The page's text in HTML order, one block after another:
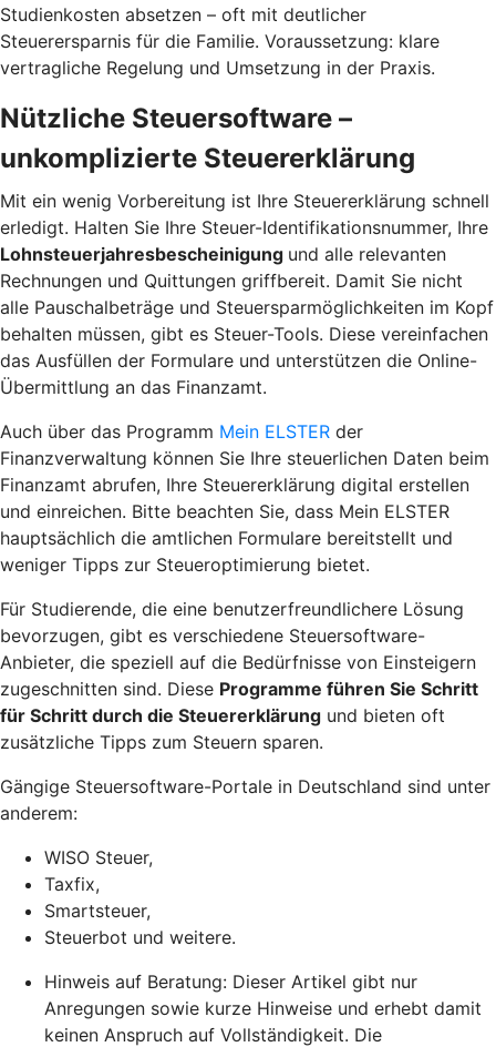
Studienkosten absetzen – oft mit deutlicher
Steuerersparnis für die Familie. Voraussetzung: klare
vertragliche Regelung und Umsetzung in der Praxis.
Nützliche Steuersoftware –
unkomplizierte Steuererklärung
Mit ein wenig Vorbereitung ist Ihre Steuererklärung schnell
erledigt. Halten Sie Ihre Steuer-Identifikationsnummer, Ihre
Lohnsteuerjahresbescheinigung und alle relevanten
Rechnungen und Quittungen griffbereit. Damit Sie nicht
alle Pauschalbeträge und Steuersparmöglichkeiten im Kopf
behalten müssen, gibt es Steuer-Tools. Diese vereinfachen
das Ausfüllen der Formulare und unterstützen die Online-
Übermittlung an das Finanzamt.
Auch über das Programm Mein ELSTER der
Finanzverwaltung können Sie Ihre steuerlichen Daten beim
Finanzamt abrufen, Ihre Steuererklärung digital erstellen
und einreichen. Bitte beachten Sie, dass Mein ELSTER
hauptsächlich die amtlichen Formulare bereitstellt und
weniger Tipps zur Steueroptimierung bietet.
Für Studierende, die eine benutzerfreundlichere Lösung
bevorzugen, gibt es verschiedene Steuersoftware-
Anbieter, die speziell auf die Bedürfnisse von Einsteigern
zugeschnitten sind. Diese Programme führen Sie Schritt
für Schritt durch die Steuererklärung und bieten oft
zusätzliche Tipps zum Steuern sparen.
Gängige Steuersoftware-Portale in Deutschland sind unter
anderem:
WISO Steuer,
Taxfix,
Smartsteuer,
Steuerbot und weitere.
Hinweis auf Beratung: Dieser Artikel gibt nur
Anregungen sowie kurze Hinweise und erhebt damit
keinen Anspruch auf Vollständigkeit. Die